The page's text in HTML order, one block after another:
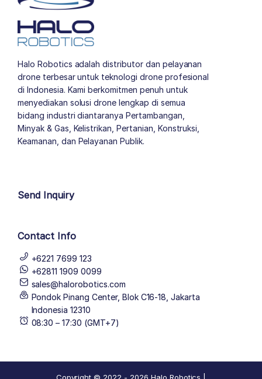
Halo Robotics adalah distributor dan pelayanan
drone terbesar untuk teknologi drone profesional
di Indonesia. Kami berkomitmen penuh untuk
menyediakan solusi drone lengkap di semua
bidang industri diantaranya Pertambangan,
Minyak & Gas, Kelistrikan, Pertanian, Konstruksi,
Keamanan, dan Pelayanan Publik.
Send Inquiry
Contact Info
+6221 7699 123
+62811 1909 0099
sales@halorobotics.com
Pondok Pinang Center, Blok C16-18, Jakarta
Indonesia 12310
08:30 – 17:30 (GMT+7)
Copyright © 2022 - 2026 Halo Robotics |